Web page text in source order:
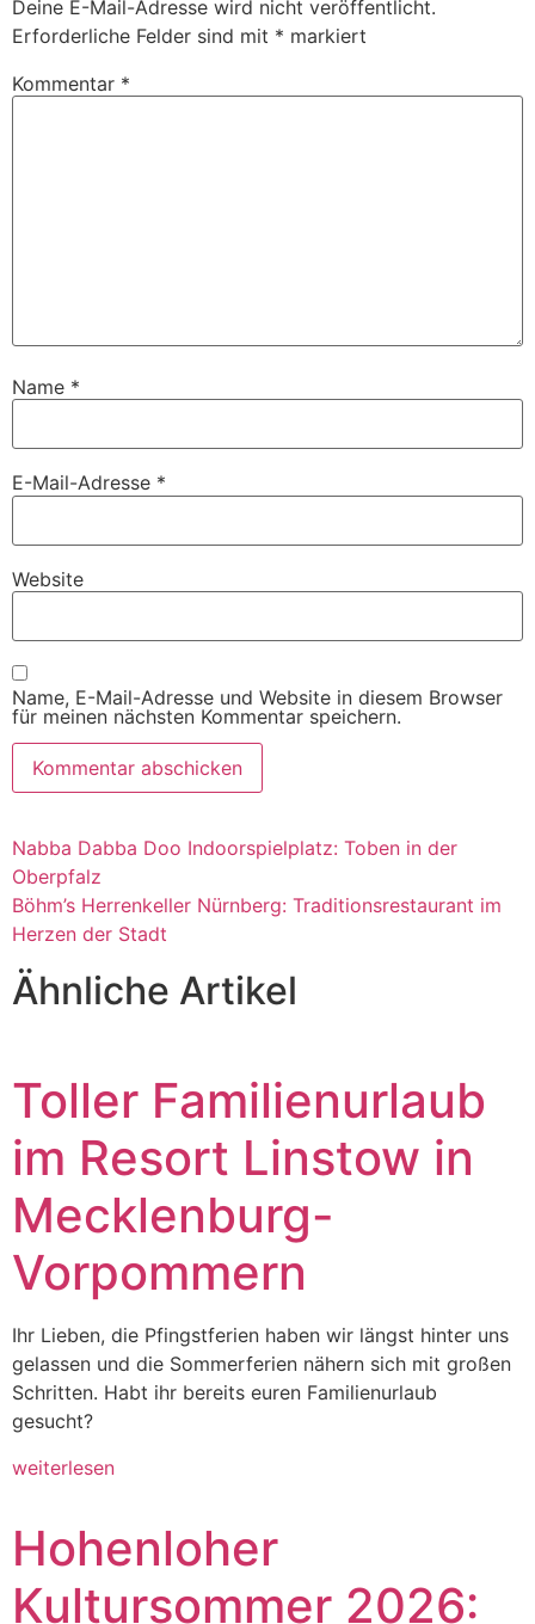
Deine E-Mail-Adresse wird nicht veröffentlicht.
Erforderliche Felder sind mit * markiert
Kommentar *
Name *
E-Mail-Adresse *
Website
Name, E-Mail-Adresse und Website in diesem Browser
für meinen nächsten Kommentar speichern.
Nabba Dabba Doo Indoorspielplatz: Toben in der
Oberpfalz
Böhm’s Herrenkeller Nürnberg: Traditionsrestaurant im
Herzen der Stadt
Ähnliche Artikel
Toller Familienurlaub
im Resort Linstow in
Mecklenburg-
Vorpommern
Ihr Lieben, die Pfingstferien haben wir längst hinter uns
gelassen und die Sommerferien nähern sich mit großen
Schritten. Habt ihr bereits euren Familienurlaub
gesucht?
weiterlesen
Hohenloher
Kultursommer 2026: